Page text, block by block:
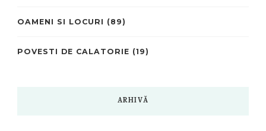
OAMENI SI LOCURI (89)
POVESTI DE CALATORIE (19)
ARHIVĂ